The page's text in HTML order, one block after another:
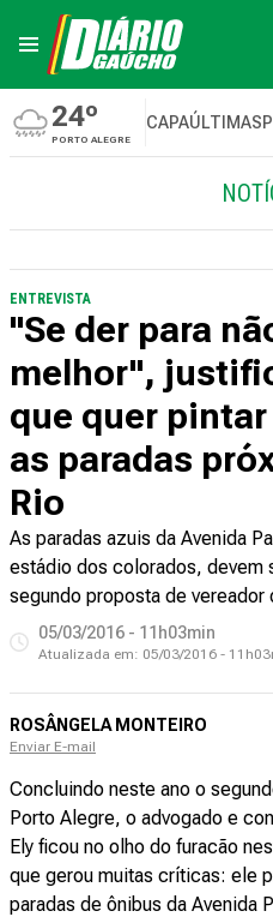
24º
PORTO ALEGRE
CAPAÚLTIMAS
ENTREVISTA
"Se der para
melhor",
que quer
as paradas
Rio
As paradas azuis da Avenida
estádio dos colorados, devem
segundo proposta de vereador
05/03/2016 - 11h03min
Atualizada em: 05/03/2016 -
ROSÂNGELA MONTEIRO
Enviar E-mail
Concluindo neste ano o
Porto Alegre, o advogado e
Ely ficou no olho do furacão
que gerou muitas críticas: ele
paradas de ônibus da Avenida